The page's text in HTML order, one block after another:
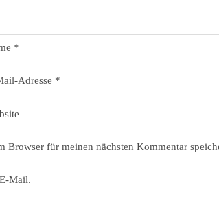
*
Adresse *
Browser für meinen nächsten Kommentar
Mail.